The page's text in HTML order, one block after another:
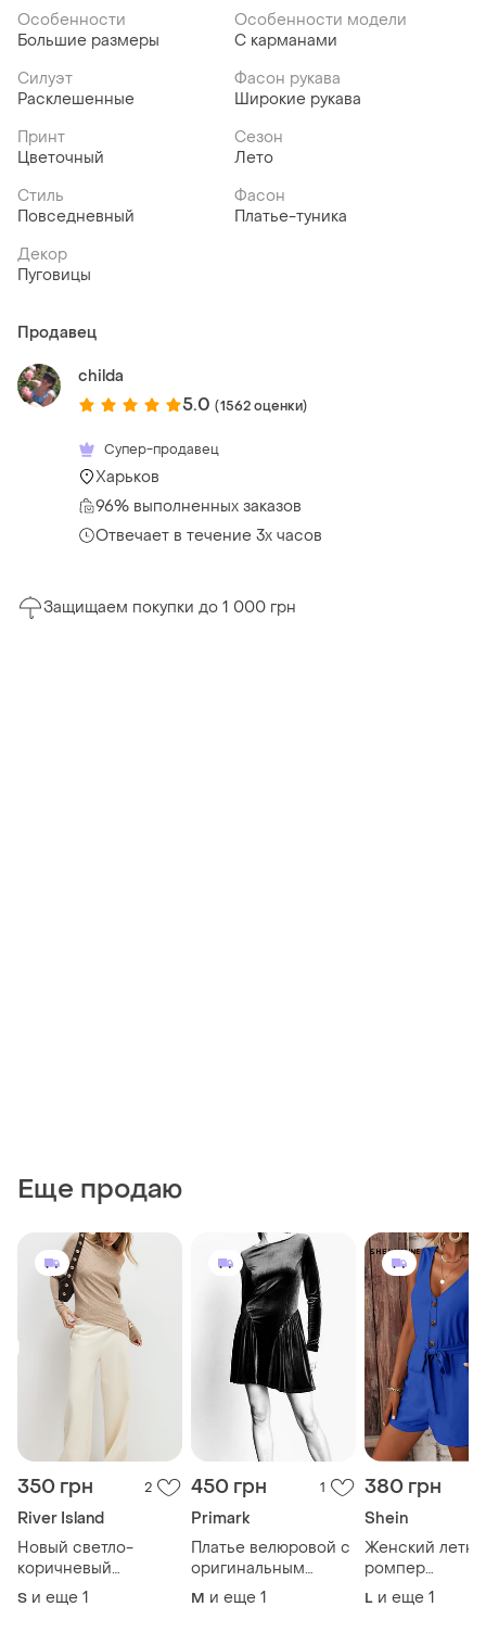
Особенности
Большие размеры
Особенности модели
С карманами
Силуэт
Расклешенные
Фасон рукава
Широкие рукава
Принт
Цветочный
Сезон
Лето
Стиль
Повседневный
Фасон
Платье-туника
Декор
Пуговицы
Продавец
childa
5.0 (1562 оценки)
Супер-продавец
Харьков
96% выполненных заказов
Отвечает в течение 3х часов
Защищаем покупки до 1 000 грн
Еще продаю
350 грн 2
River Island
Новый светло-
коричневый
джемпер river island
ribbed off the
S и еще 1
450 грн 1
Primark
Платье велюровой с
оригинальным
кроемв стиле laura
ashley от primark m
M и еще 1
380 грн
Shein
Женский
ромпер
королевский
цвет
L и еще 1